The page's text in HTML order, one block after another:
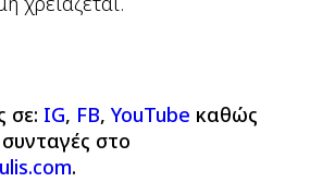
σε: IG, FB,YouTube καθώς
στο
.